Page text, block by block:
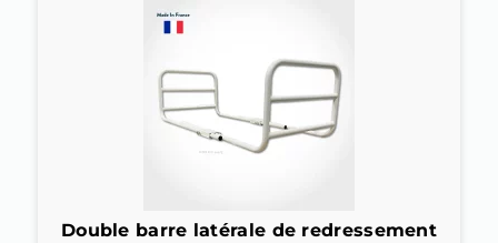
Double barre latérale de redressement